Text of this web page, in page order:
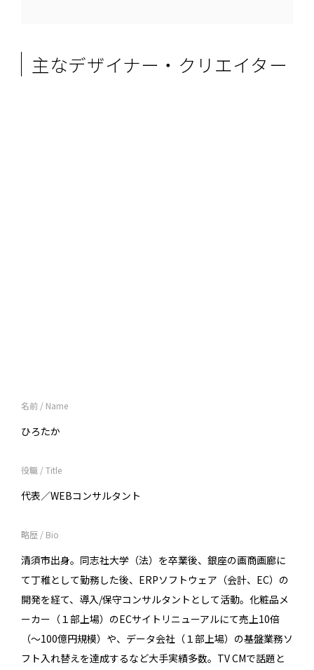
主なデザイナー・クリエイター
名前 / Name
ひろたか
役職 / Title
代表／WEBコンサルタント
略歴 / Bio
清須市出身。同志社大学（法）を卒業後、銀座の画商画廊に
て丁稚として勤務した後、ERPソフトウェア（会計、EC）の
開発を経て、導入/保守コンサルタントとして活動。化粧品メ
ーカー（１部上場）のECサイトリニューアルにて売上10倍
（〜100億円規模）や、データ会社（１部上場）の基盤業務ソ
フト入れ替えを達成するなど大手実績多数。TV CMで話題と